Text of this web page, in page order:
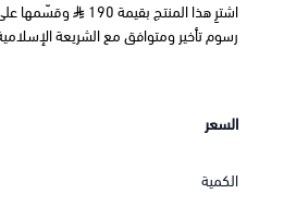
اشترِ هذا المنتج بقيمة 190
رسوم تأخير ومتوافق مع الشريعة
السعر
الكمية